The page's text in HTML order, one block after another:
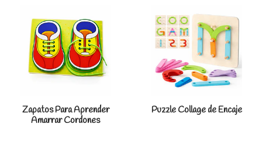
Zapatos Para Aprender
Amarrar Cordones
Puzzle Collage de Encaje